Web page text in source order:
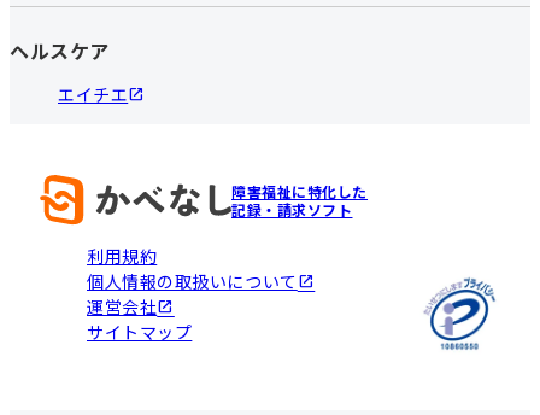
ヘルスケア
エイチエ
障害福祉に特化した
記録・請求ソフト
利用規約
個人情報の取扱いについて
運営会社
サイトマップ